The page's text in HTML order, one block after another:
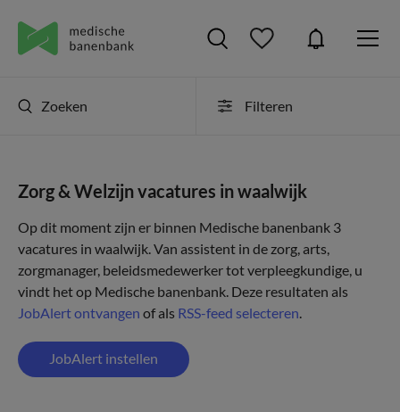
Zoeken Filteren
Zorg & Welzijn vacatures in waalwijk
Op dit moment zijn er binnen Medische banenbank 3
vacatures in waalwijk. Van assistent in de zorg, arts,
zorgmanager, beleidsmedewerker tot verpleegkundige, u
vindt het op Medische banenbank. Deze resultaten als
JobAlert ontvangen of als RSS-feed selecteren.
JobAlert instellen